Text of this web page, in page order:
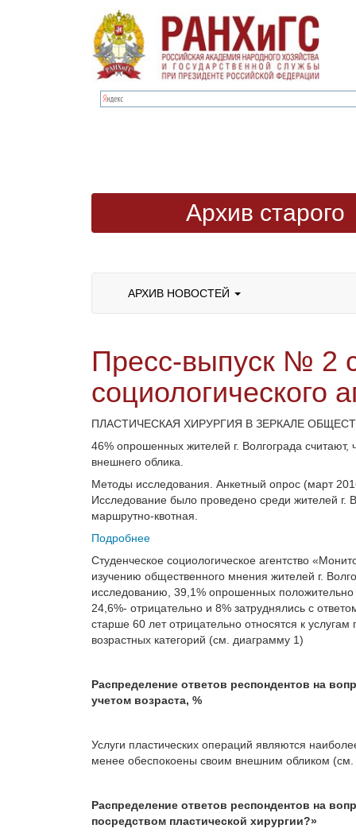
Архив старого
АРХИВ НОВОСТЕЙ
Пресс-выпуск № 2
социологического
ПЛАСТИЧЕСКАЯ ХИРУРГИЯ В ЗЕРКАЛЕ
46% опрошенных жителей г. Волгограда
внешнего облика.
Методы исследования. Анкетный опрос (март
Исследование было проведено среди жителей г.
маршрутно-квотная.
Подробнее
Студенческое социологическое агентство
изучению общественного мнения жителей г.
исследованию, 39,1% опрошенных положительно
24,6%- отрицательно и 8% затруднялись с
старше 60 лет отрицательно относятся к
возрастных категорий (см. диаграмму 1)
Распределение ответов респондентов на
учетом возраста, %
Услуги пластических операций являются
менее обеспокоены своим внешним обликом
Распределение ответов респондентов на
посредством пластической хирургии?»